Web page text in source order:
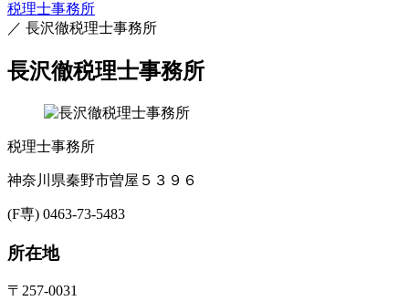
税理士事務所
／ 長沢徹税理士事務所
長沢徹税理士事務所
税理士事務所
神奈川県秦野市曽屋５３９６
(F専) 0463-73-5483
所在地
〒257-0031